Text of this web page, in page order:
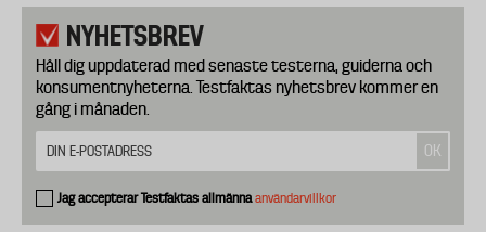
NYHETSBREV
Håll dig uppdaterad med senaste testerna, guiderna och
konsumentnyheterna. Testfaktas nyhetsbrev kommer en
gång i månaden.
Jag accepterar Testfaktas allmännaanvändarvillkor